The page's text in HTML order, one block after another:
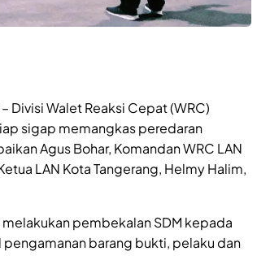
– Divisi Walet Reaksi Cepat (WRC)
sigap memangkas peredaran
Agus Bohar, Komandan WRC LAN
LAN Kota Tangerang, Helmy Halim,
pembekalan SDM kepada
barang bukti, pelaku dan